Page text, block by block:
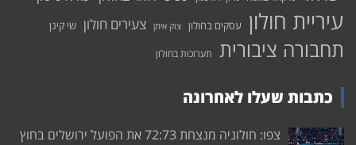
עיריית חולון עסקים בחולון צוק איתן צעירים חולון שי קינן
תחבורה ציבורית תערוכות בחולון
כתבות שעלו לאחרונה
צפו: חולוניה מנצחת 72:73 את הפועל ירושלים בחוץ